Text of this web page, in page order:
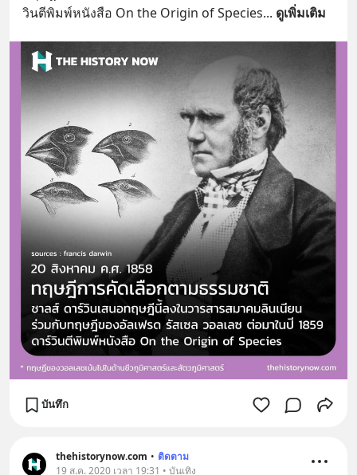
วินตีพิมพ์หนังสือ On the Origin of Species... ดูเพิ่มเติม
บันทึก
thehistorynow.com • ติดตาม
19 ส.ค. 2020 เวลา 19:31 • บันเทิง